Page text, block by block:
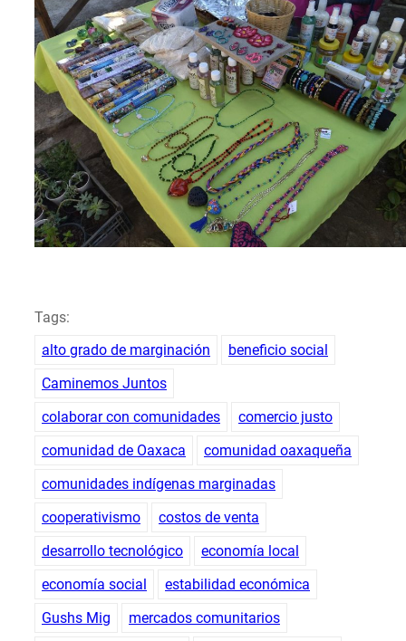
Tags:
alto grado de marginación
beneficio social
Caminemos Juntos
colaborar con comunidades
comercio justo
comunidad de Oaxaca
comunidad oaxaqueña
comunidades indígenas marginadas
cooperativismo
costos de venta
desarrollo tecnológico
economía local
economía social
estabilidad económica
Gushs Mig
mercados comunitarios